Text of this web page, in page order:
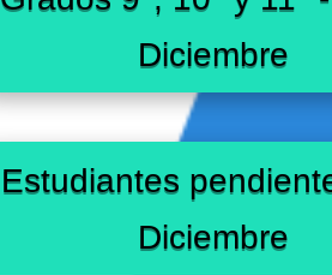
Diciembre
Estudiantes
Diciembre